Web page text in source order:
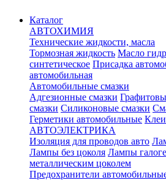
Каталог
АВТОХИМИЯ
Технические жидкости, масла
Тормозная жидкость Масло
синтетическое Присадка
автомобильная
Автомобильные смазки
Адгезионные смазки
смазки Силиконовые смазки
Герметики автомобильные
АВТОЭЛЕКТРИКА
Изоляция для проводов авто
Лампы без цоколя Лампы
металлическим цоколем
Предохранители